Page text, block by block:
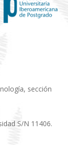
sección
S/N 11406.